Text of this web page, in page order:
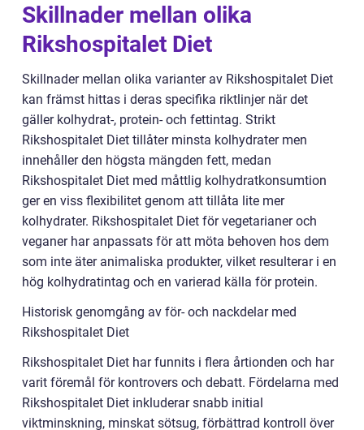
Skillnader mellan olika
Rikshospitalet Diet
Skillnader mellan olika varianter av Rikshospitalet Diet
kan främst hittas i deras specifika riktlinjer när det
gäller kolhydrat-, protein- och fettintag. Strikt
Rikshospitalet Diet tillåter minsta kolhydrater men
innehåller den högsta mängden fett, medan
Rikshospitalet Diet med måttlig kolhydratkonsumtion
ger en viss flexibilitet genom att tillåta lite mer
kolhydrater. Rikshospitalet Diet för vegetarianer och
veganer har anpassats för att möta behoven hos dem
som inte äter animaliska produkter, vilket resulterar i en
hög kolhydratintag och en varierad källa för protein.
Historisk genomgång av för- och nackdelar med
Rikshospitalet Diet
Rikshospitalet Diet har funnits i flera årtionden och har
varit föremål för kontrovers och debatt. Fördelarna med
Rikshospitalet Diet inkluderar snabb initial
viktminskning, minskat sötsug, förbättrad kontroll över